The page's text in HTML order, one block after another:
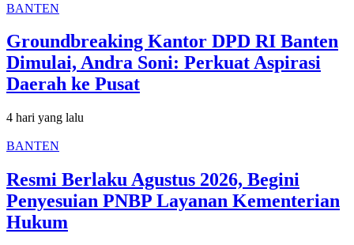
BANTEN
Groundbreaking Kantor DPD RI Banten
Dimulai, Andra Soni: Perkuat Aspirasi
Daerah ke Pusat
4 hari yang lalu
BANTEN
Resmi Berlaku Agustus 2026, Begini
Penyesuian PNBP Layanan Kementerian
Hukum